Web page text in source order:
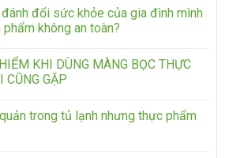
đổi sức khỏe của gia đình mình
không an toàn?
KHI DÙNG MÀNG BỌC THỰC
GẶP
trong tủ lạnh nhưng thực phẩm